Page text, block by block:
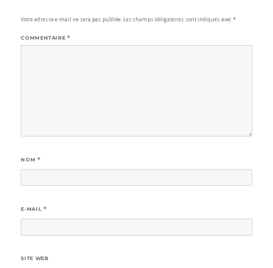
Votre adresse e-mail ne sera pas publiée. Les champs obligatoires sont indiqués avec*
COMMENTAIRE *
NOM *
E-MAIL *
SITE WEB